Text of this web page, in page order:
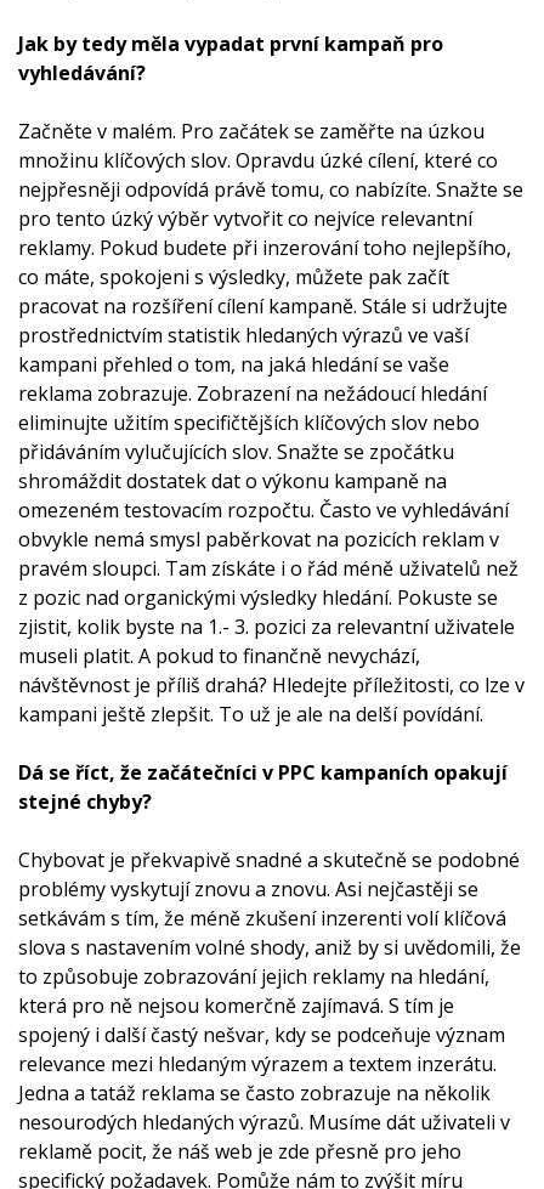
Jak by tedy měla vypadat první kampaň pro
vyhledávání?
Začněte v malém. Pro začátek se zaměřte na úzkou
množinu klíčových slov. Opravdu úzké cílení, které co
nejpřesněji odpovídá právě tomu, co nabízíte. Snažte se
pro tento úzký výběr vytvořit co nejvíce relevantní
reklamy. Pokud budete při inzerování toho nejlepšího,
co máte, spokojeni s výsledky, můžete pak začít
pracovat na rozšíření cílení kampaně. Stále si udržujte
prostřednictvím statistik hledaných výrazů ve vaší
kampani přehled o tom, na jaká hledání se vaše
reklama zobrazuje. Zobrazení na nežádoucí hledání
eliminujte užitím specifičtějších klíčových slov nebo
přidáváním vylučujících slov. Snažte se zpočátku
shromáždit dostatek dat o výkonu kampaně na
omezeném testovacím rozpočtu. Často ve vyhledávání
obvykle nemá smysl paběrkovat na pozicích reklam v
pravém sloupci. Tam získáte i o řád méně uživatelů než
z pozic nad organickými výsledky hledání. Pokuste se
zjistit, kolik byste na 1.- 3. pozici za relevantní uživatele
museli platit. A pokud to finančně nevychází,
návštěvnost je příliš drahá? Hledejte příležitosti, co lze v
kampani ještě zlepšit. To už je ale na delší povídání.
Dá se říct, že začátečníci v PPC kampaních opakují
stejné chyby?
Chybovat je překvapivě snadné a skutečně se podobné
problémy vyskytují znovu a znovu. Asi nejčastěji se
setkávám s tím, že méně zkušení inzerenti volí klíčová
slova s nastavením volné shody, aniž by si uvědomili, že
to způsobuje zobrazování jejich reklamy na hledání,
která pro ně nejsou komerčně zajímavá. S tím je
spojený i další častý nešvar, kdy se podceňuje význam
relevance mezi hledaným výrazem a textem inzerátu.
Jedna a tatáž reklama se často zobrazuje na několik
nesourodých hledaných výrazů. Musíme dát uživateli v
reklamě pocit, že náš web je zde přesně pro jeho
specifický požadavek. Pomůže nám to zvýšit míru